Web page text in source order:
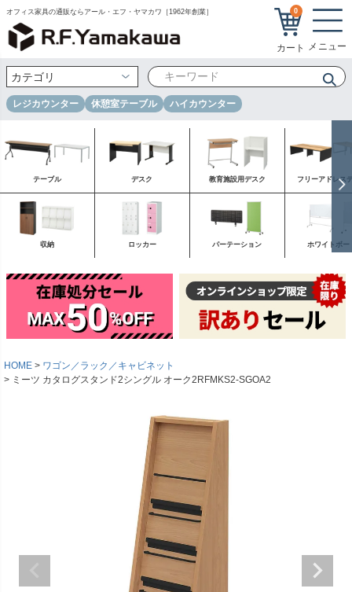
オフィス家具の通販ならアール・エフ・ヤマカワ［1962年創業］ 0
レジカウンター 休憩室テーブル ハイカウンター
テーブル デスク 教育施設用デスク フリーアドレス
収納 ロッカー パーテーション ホワイトボー
HOME
ワゴン／ラック／キャビネット
ミーツ カタログスタンド2シングル オーク2RFMKS2-SGOA2